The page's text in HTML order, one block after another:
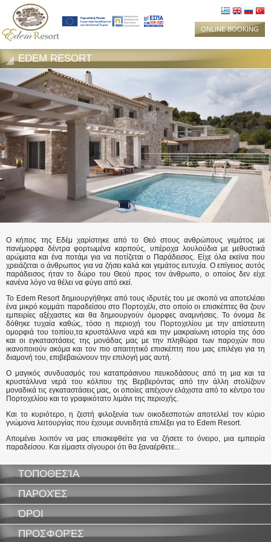
ONLINE BOOKING
EDEM RESORT
Ο κήπος της Εδέμ χαρίστηκε από το Θεό στους ανθρώπους γεμάτος με
πανέμορφα δέντρα φορτωμένα καρπούς, υπέροχα λουλούδια με μεθυστικά
αρώματα και ένα ποτάμι για να ποτίζεται ο Παράδεισος. Είχε όλα εκείνα που
χρειάζεται ο άνθρωπος για να ζήσει καλά και γεμάτος ευτυχία. Ο επίγειος αυτός
παράδεισος ήταν το δώρο του Θεού προς τον άνθρωπο, ο οποίος δεν είχε
κανένα λόγο να θέλει να φύγει από εκεί.
Το Edem Resort δημιουργήθηκε από τους ιδρυτές του με σκοπό να αποτελέσει
ένα μικρό κομμάτι παραδείσου στο Πορτοχέλι, στο οποίο οι επισκέπτες θα ζουν
εμπειρίες αξέχαστες και θα δημιουργούν όμορφες αναμνήσεις. Το όνομα δε
δόθηκε τυχαία καθώς, τόσο η περιοχή του Πορτοχελίου με την απίστευτη
ομορφιά του τοπίου,τα κρυστάλλινα νερά και την μακραίωνη ιστορία της όσο
και οι εγκαταστάσεις της μονάδας μας με την πληθώρα των παροχών που
ικανοποιούν ακόμα και τον πιο απαιτητικό επισκέπτη που μας επιλέγει για τη
διαμονή του, επιβεβαιώνουν την επιλογή μας αυτή.
Ο μαγικός συνδυασμός του καταπράσινου πευκοδάσους από τη μια και τα
κρυστάλλινα νερά του κόλπου της Βερβερόντας από την άλλη στολίζουν
μοναδικά τις εγκαταστάσεις μας, οι οποίες απέχουν ελάχιστα από το κέντρο του
Πορτοχελίου και το γραφικότατο λιμάνι της περιοχής.
Και το κυριότερο, η ζεστή φιλοξενία των οικοδεσποτών αποτελλεί τον κύριο
γνώμονα λειτουργίας που έχουμε συνειδητά επιλέξει για το Edem Resort.
Απομένει λοιπόν να μας επισκεφθείτε για να ζήσετε το όνειρο, μια εμπειρία
παραδείσου. Και είμαστε σίγουροι ότι θα ξαναέρθετε...
ΤΟΠΟΘΕΣΊΑ
ΠΑΡΟΧΈΣ
ΌΡΟΙ
ΠΡΟΣΦΟΡΈΣ